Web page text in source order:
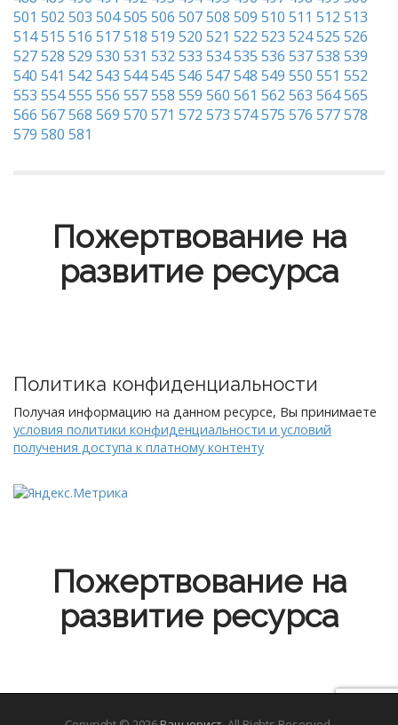
501 502 503 504505 506 507508 509 510 511 512 513
514515 516 517518 519 520 521 522 523 524525 526
527528 529 530 531 532 533 534535 536 537538 539
540 541 542 543 544545 546 547548 549 550 551 552
553 554555 556 557558 559 560 561 562 563 564565
566 567568 569 570 571 572 573 574575 576 577578
579 580 581
Пожертвование на
развитие ресурса
Политика конфиденциальности
Получая информацию на данном ресурсе, Вы принимаете
условия политики конфиденциальности и условий
получения доступа к платному контенту
Пожертвование на
развитие ресурса